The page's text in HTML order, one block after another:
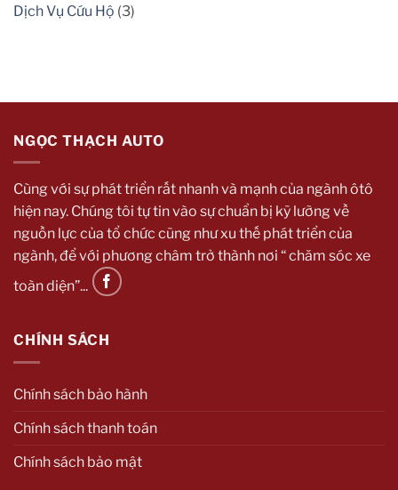
cần
Xe
Bạn
Dịch Vụ Cứu Hộ (3)
NGỌC THẠCH AUTO
Cùng với sự phát triển rất nhanh và mạnh của ngành ôtô
hiện nay. Chúng tôi tự tin vào sự chuẩn bị kỹ lưỡng về
nguồn lực của tổ chức cũng như xu thế phát triển của
ngành, để với phương châm trở thành nơi “ chăm sóc xe
toàn diện”...
CHÍNH SÁCH
Chính sách bảo hành
Chính sách thanh toán
Chính sách bảo mật